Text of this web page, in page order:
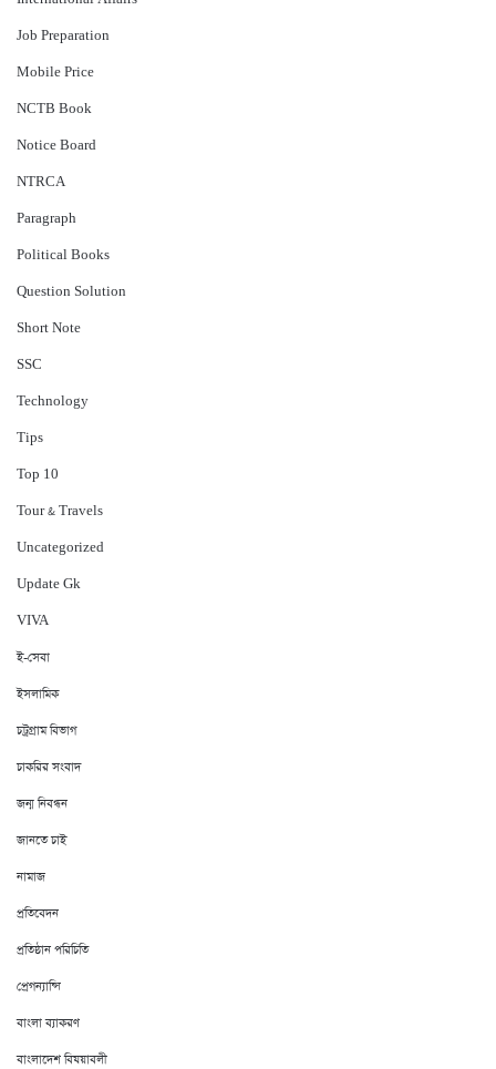
Job Preparation
Mobile Price
NCTB Book
Notice Board
NTRCA
Paragraph
Political Books
Question Solution
Short Note
‍SSC
Technology
Tips
Top 10
Tour & Travels
Uncategorized
Update Gk
VIVA
ই-সেবা
ইসলামিক
চট্রগ্রাম বিভাগ
চাকরির সংবাদ
জন্ম নিবন্ধন
জানতে চাই
নামাজ
প্রতিবেদন
প্রতিষ্ঠান পরিচিতি
প্রেগন্যান্সি
বাংলা ব্যাকরণ
বাংলাদেশ বিষয়াবলী